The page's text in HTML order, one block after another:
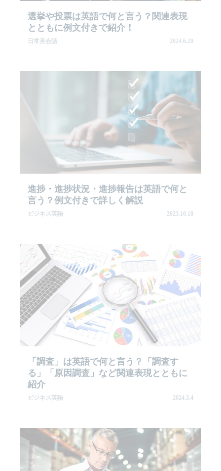
選挙や投票は英語で何と言う？関連表現
とともに例文付きで紹介！
日常英会話 2024.6.20
進捗・進捗状況・進捗報告は英語で何と
言う？例文付きで詳しく解説
ビジネス英語 2023.10.18
「調査」は英語で何と言う？「調査す
る」「原因調査」など関連表現とともに
紹介
ビジネス英語 2024.3.4